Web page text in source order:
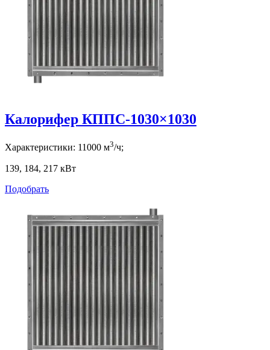
Калорифер КППС-1030×1030
Характеристики: 11000 м3/ч;
139, 184, 217 кВт
Подобрать